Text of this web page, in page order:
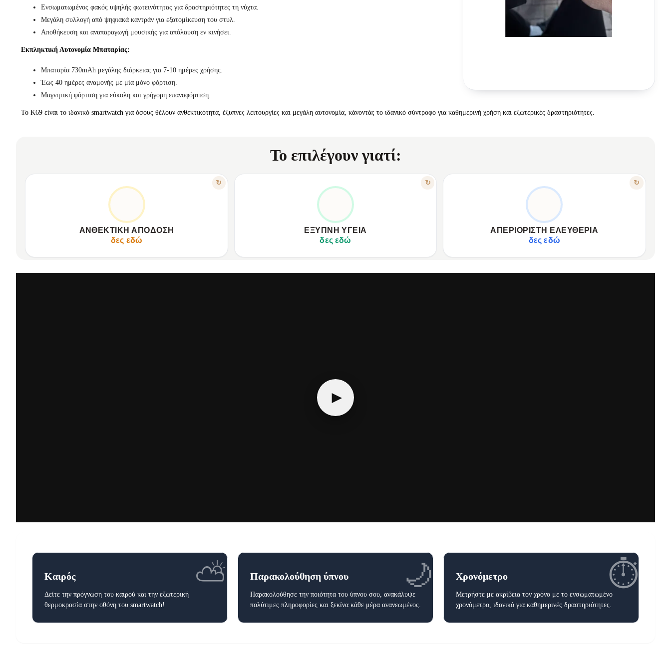
Ενσωματωμένος φακός υψηλής φωτεινότητας για δραστηριότητες τη νύχτα.
Μεγάλη συλλογή από ψηφιακά καντράν για εξατομίκευση του στυλ.
Αποθήκευση και αναπαραγωγή μουσικής για απόλαυση εν κινήσει.
Εκπληκτική Αυτονομία Μπαταρίας:
Μπαταρία 730mAh μεγάλης διάρκειας για 7-10 ημέρες χρήσης.
Έως 40 ημέρες αναμονής με μία μόνο φόρτιση.
Μαγνητική φόρτιση για εύκολη και γρήγορη επαναφόρτιση.
Το K69 είναι το ιδανικό smartwatch για όσους θέλουν ανθεκτικότητα, έξυπνες λειτουργίες και μεγάλη αυτονομία, κάνοντάς το ιδανικό σύντροφο για καθημερινή χρήση και εξωτερικές δραστηριότητες.
Το επιλέγουν γιατί:
↻
ΑΝΘΕΚΤΙΚΉ ΑΠΌΔΟΣΗ
δες εδώ
ΚΑΤΑΣΚΕΥΑΣΜΈΝΟ ΓΙΑ ΝΑ ΑΝΤΈΧΕΙ
Ευκρινής AMOLED οθόνη 1.75 ιντσών.
Αντοχή σε δύσκολες συνθήκες.
Ταχύτατη απόκριση επεξεργαστή Realtek.
↻
ΈΞΥΠΝΗ ΥΓΕΊΑ
δες εδώ
Ο ΠΡΟΣΩΠΙΚΌΣ ΣΟΥ ΒΟΗΘΌΣ
Ακριβής καταγραφή αθλητικών επιδόσεων.
Παρακολούθηση καρδιακών παλμών και φυσικής κατάστασης.
Πραγματοποίηση κλήσεων Bluetooth χωρίς τηλέφωνο.
↻
ΑΠΕΡΙΌΡΙΣΤΗ ΕΛΕΥΘΕΡΊΑ
δες εδώ
ΖΉΣΕ ΤΗ ΣΤΙΓΜΉ
Μεγάλη αυτονομία μπαταρίας 7-10 ημερών.
Αποθήκευση και αναπαραγωγή μουσικής.
Εξατομίκευση στυλ με ψηφιακά καντράν.
►
⛅
Καιρός
Δείτε την πρόγνωση του καιρού και την εξωτερική
θερμοκρασία στην οθόνη του smartwatch!
🌙
Παρακολούθηση ύπνου
Παρακολούθησε την ποιότητα του ύπνου σου, ανακάλυψε
πολύτιμες πληροφορίες και ξεκίνα κάθε μέρα ανανεωμένος.
⏱️
Χρονόμετρο
Μετρήστε με ακρίβεια τον χρόνο με το ενσωματωμένο
χρονόμετρο, ιδανικό για καθημερινές δραστηριότητες.